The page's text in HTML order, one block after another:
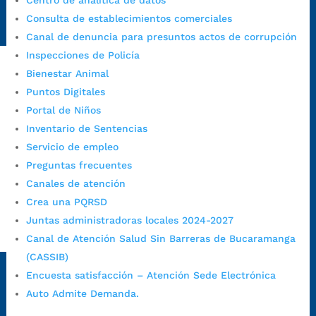
Consulta de establecimientos comerciales
Canal de denuncia para presuntos actos de corrupción
Inspecciones de Policía
Bienestar Animal
Puntos Digitales
Portal de Niños
Inventario de Sentencias
Servicio de empleo
Preguntas frecuentes
Canales de atención
Crea una PQRSD
Juntas administradoras locales 2024-2027
Canal de Atención Salud Sin Barreras de Bucaramanga
(CASSIB)
Encuesta satisfacción – Atención Sede Electrónica
Auto Admite Demanda.
https://www.bucaramanga.gov.co/gobierno-ciudadanos-
1/secretarias/oficina-de-control-interno-disciplinario/
Alcaldía de Bucaramanga
Alcaldía de Bucaramanga
PrensaBucaramanga
Autorización de Tratamiento de Datos Personales
de Tratamiento de Datos Personales|Política web y
condiciones de uso